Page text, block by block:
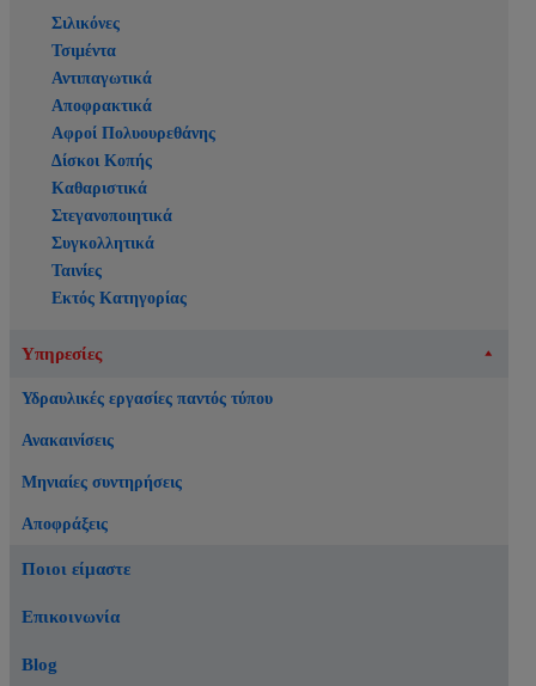
Σιλικόνες
Τσιμέντα
Αντιπαγωτικά
Αποφρακτικά
Αφροί Πολυουρεθάνης
Δίσκοι Κοπής
Καθαριστικά
Στεγανοποιητικά
Συγκολλητικά
Ταινίες
Εκτός Κατηγορίας
Υπηρεσίες
Υδραυλικές εργασίες παντός τύπου
Ανακαινίσεις
Μηνιαίες συντηρήσεις
Αποφράξεις
Ποιοι είμαστε
Επικοινωνία
Blog